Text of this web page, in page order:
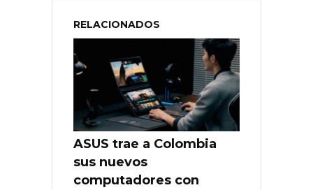
RELACIONADOS
ASUS trae a Colombia
sus nuevos
computadores con